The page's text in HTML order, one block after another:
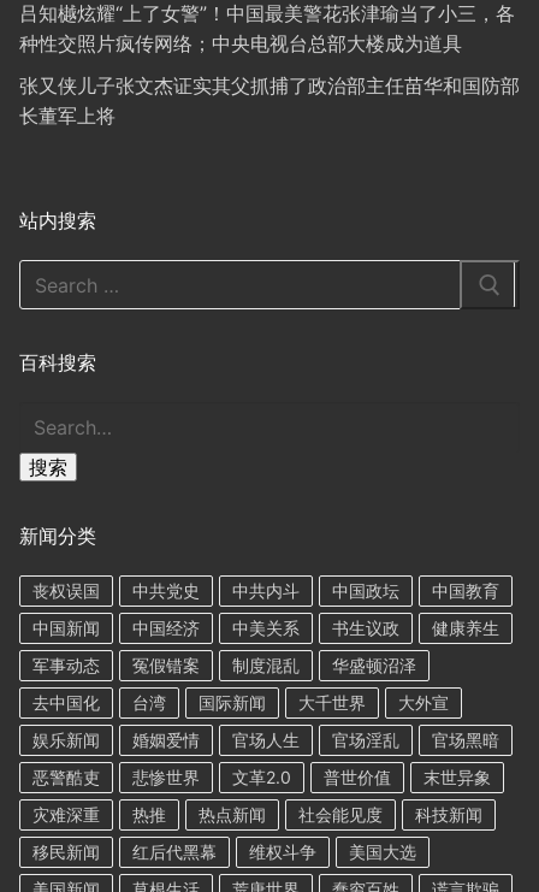
吕知樾炫耀“上了女警”！中国最美警花张津瑜当了小三，各
种性交照片疯传网络；中央电视台总部大楼成为道具
张又侠儿子张文杰证实其父抓捕了政治部主任苗华和国防部
长董军上将
站内搜索
Search
for:
百科搜索
搜
搜索
新闻分类
丧权误国 中共党史 中共内斗 中国政坛
中国教育
中国新闻
中国经济 中美关系 书生议政
健康养生
军事动态
冤假错案 制度混乱
华盛顿沼泽
去中国化
台湾 国际新闻 大千世界
大外宣
娱乐新闻
婚姻爱情 官场人生 官场淫乱
官场黑暗
恶警酷吏
悲惨世界 文革2.0 普世价值
末世异象
灾难深重
热推 热点新闻 社会能见度
科技新闻
移民新闻
红后代黑幕 维权斗争
美国大选